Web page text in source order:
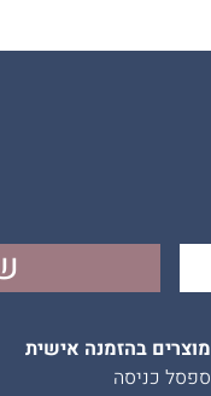
מוצרים בהזמנה אישית
ספסל כניסה